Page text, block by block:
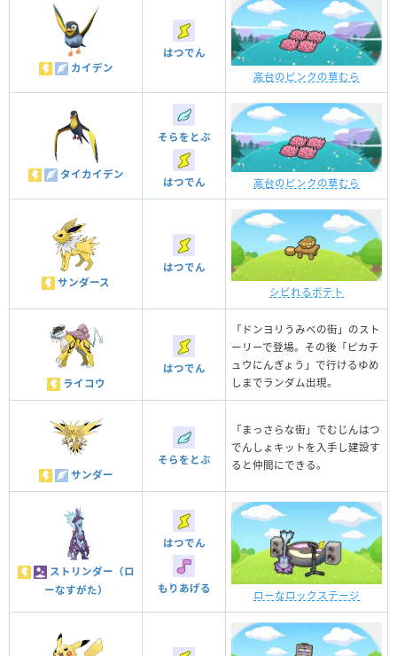
カイデン
はつでん
高台のピンクの草むら
タイカイデン
そらをとぶ
はつでん 高台のピンクの草むら
サンダース
はつでん
シビれるポテト
ライコウ
はつでん
「ドンヨリうみべの街」のスト
ーリーで登場。その後「ピカチ
ュウにんぎょう」で行けるゆめ
しまでランダム出現。
サンダー
そらをとぶ
「まっさらな街」でむじんはつ
でんしょキットを入手し建設す
ると仲間にできる。
ストリンダー（ロ
ーなすがた）
はつでん
もりあげる
ローなロックステージ